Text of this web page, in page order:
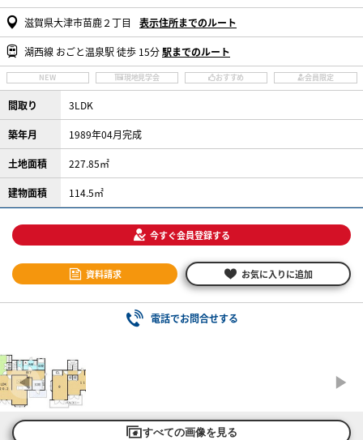
滋賀県大津市苗鹿２丁目 表示住所までのルート
湖西線 おごと温泉駅 徒歩 15分駅までのルート
NEW 現地見学会 おすすめ 会員限定
間取り 3LDK
築年月 1989年04月完成
土地面積 227.85㎡
建物面積 114.5㎡
今すぐ会員登録する
資料請求 お気に入りに追加
電話でお問合せする
すべての画像を見る